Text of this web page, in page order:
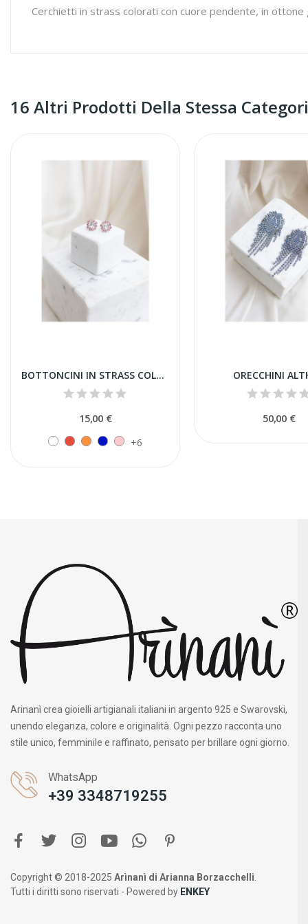
Cerchietti in strass colorati con cuore pendente, in
16 Altri Prodotti Della Stessa
BOTTONCINI IN STRASS COLORATI
15,00 €
+6
ORECCHINI
50,00 €
Arinanì crea gioielli artigianali italiani in argento 925 e Swarovski,
unendo eleganza, colore e originalità. Ogni pezzo racconta uno
stile unico, femminile e raffinato, pensato per brillare ogni giorno.
WhatsApp
+39 3348719255
Copyright © 2018-2025 Arìnanì di Arianna Borzacchelli
Tutti i diritti sono riservati - Powered by ENKEY